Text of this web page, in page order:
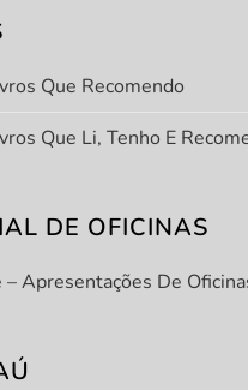
Que Recomendo
Que Li, Tenho E
DE OFICINAS
– Apresentações De